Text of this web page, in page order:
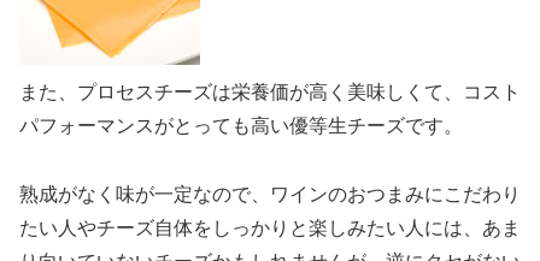
また、プロセスチーズは栄養価が高く美味しくて、コスト
パフォーマンスがとっても高い優等生チーズです。
熟成がなく味が一定なので、ワインのおつまみにこだわり
たい人やチーズ自体をしっかりと楽しみたい人には、あま